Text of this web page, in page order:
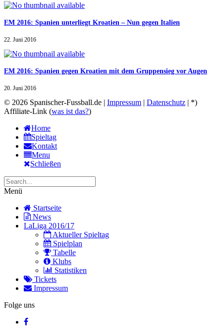
EM 2016: Spanien unterliegt Kroatien – Nun gegen Italien
22. Juni 2016
EM 2016: Spanien gegen Kroatien mit dem Gruppensieg vor Augen
20. Juni 2016
© 2026 Spanischer-Fussball.de | Impressum | Datenschutz | *)
Affiliate-Link (was ist das?)
Home
Spieltag
Kontakt
Menu
Schließen
Menü
Startseite
News
LaLiga 2016/17
Aktueller Spieltag
Spielplan
Tabelle
Klubs
Statistiken
Tickets
Impressum
Folge uns